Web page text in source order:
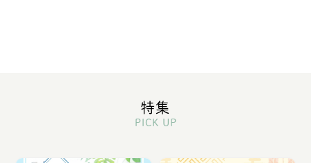
特集
PICK UP